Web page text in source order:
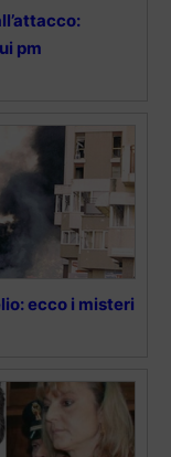
pm
ecco i misteri